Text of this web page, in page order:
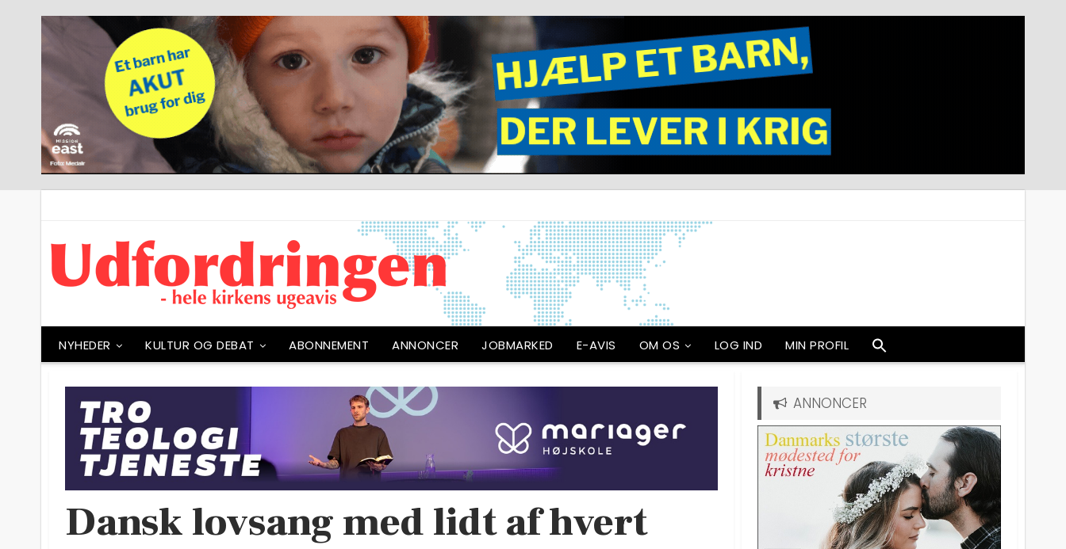
NYHEDER KULTUR OG DEBAT ABONNEMENT ANNONCER JOBMARKED E-AVIS OM OS LOG IND MIN PROFIL
Dansk lovsang med lidt af hvert
ANNONCER